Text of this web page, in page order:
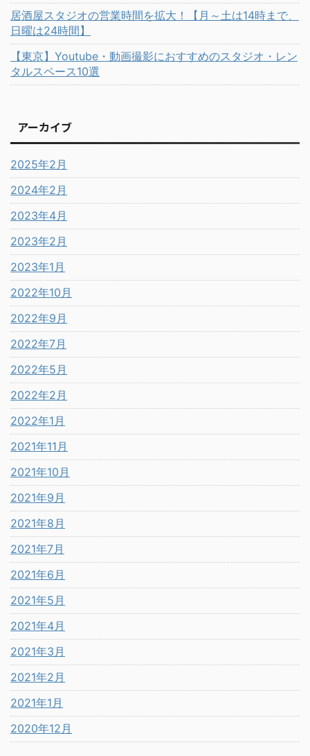
居酒屋スタジオの営業時間を拡大！【月～土は14時まで、
日曜は24時間】
【東京】Youtube・動画撮影におすすめのスタジオ・レン
タルスペース10選
アーカイブ
2025年2月
2024年2月
2023年4月
2023年2月
2023年1月
2022年10月
2022年9月
2022年7月
2022年5月
2022年2月
2022年1月
2021年11月
2021年10月
2021年9月
2021年8月
2021年7月
2021年6月
2021年5月
2021年4月
2021年3月
2021年2月
2021年1月
2020年12月